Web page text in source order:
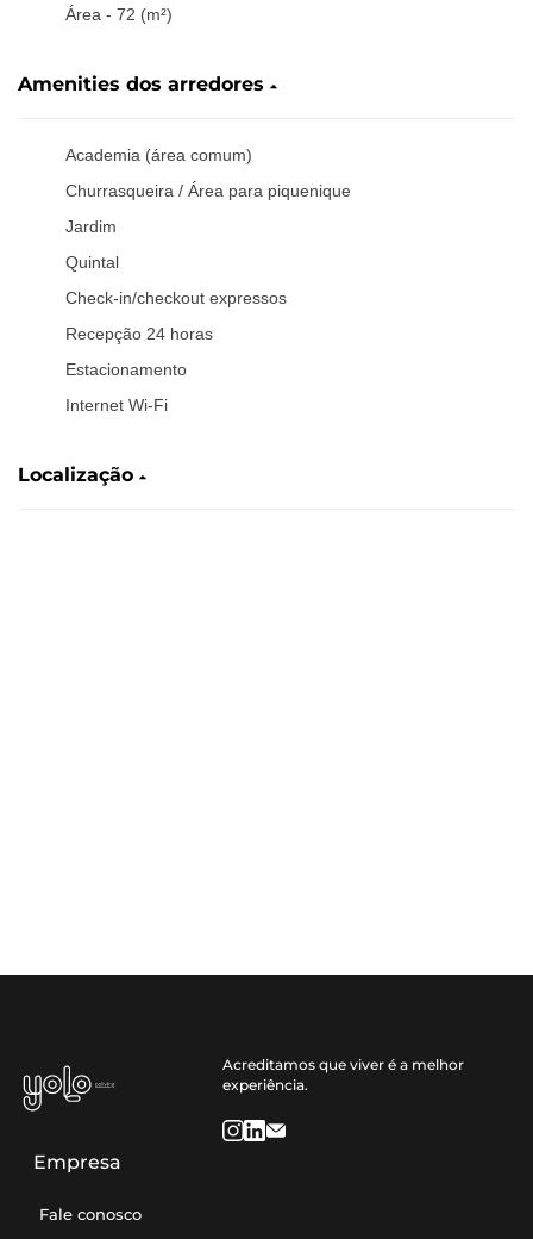
Área - 72 (m²)
Amenities dos arredores
Academia (área comum)
Churrasqueira / Área para piquenique
Jardim
Quintal
Check-in/checkout expressos
Recepção 24 horas
Estacionamento
Internet Wi-Fi
Localização
Acreditamos que viver é a melhor
experiência.
Empresa
Fale conosco